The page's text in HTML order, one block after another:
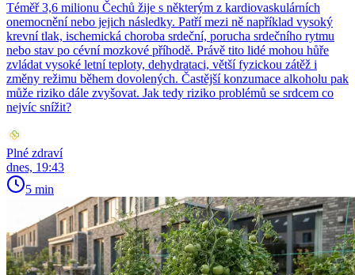
Téměř 3,6 milionu Čechů žije s některým z kardiovaskulárních
onemocnění nebo jejich následky. Patří mezi ně například vysoký
krevní tlak, ischemická choroba srdeční, porucha srdečního rytmu
nebo stav po cévní mozkové příhodě. Právě tito lidé mohou hůře
zvládat vysoké letní teploty, dehydrataci, větší fyzickou zátěž i
změny režimu během dovolených. Častější konzumace alkoholu pak
může riziko dále zvyšovat. Jak tedy riziko problémů se srdcem co
nejvíc snížit?
Plné zdraví
dnes, 19:43
5 min